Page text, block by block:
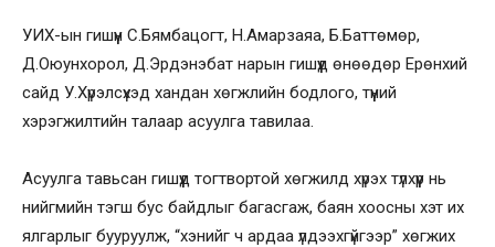
УИХ-ын гишүүн С.Бямбацогт, Н.Амарзаяа, Б.Баттөмөр,
Д.Оюунхорол, Д.Эрдэнэбат нарын гишүүд өнөөдөр Ерөнхий
сайд У.Хүрэлсүхэд хандан хөгжлийн бодлого, түүний
хэрэгжилтийн талаар асуулга тавилаа.
Асуулга тавьсан гишүүд тогтвортой хөгжилд хүрэх түлхүүр нь
нийгмийн тэгш бус байдлыг багасгаж, баян хоосны хэт их
ялгарлыг бууруулж, “хэнийг ч ардаа үлдээхгүйгээр” хөгжих